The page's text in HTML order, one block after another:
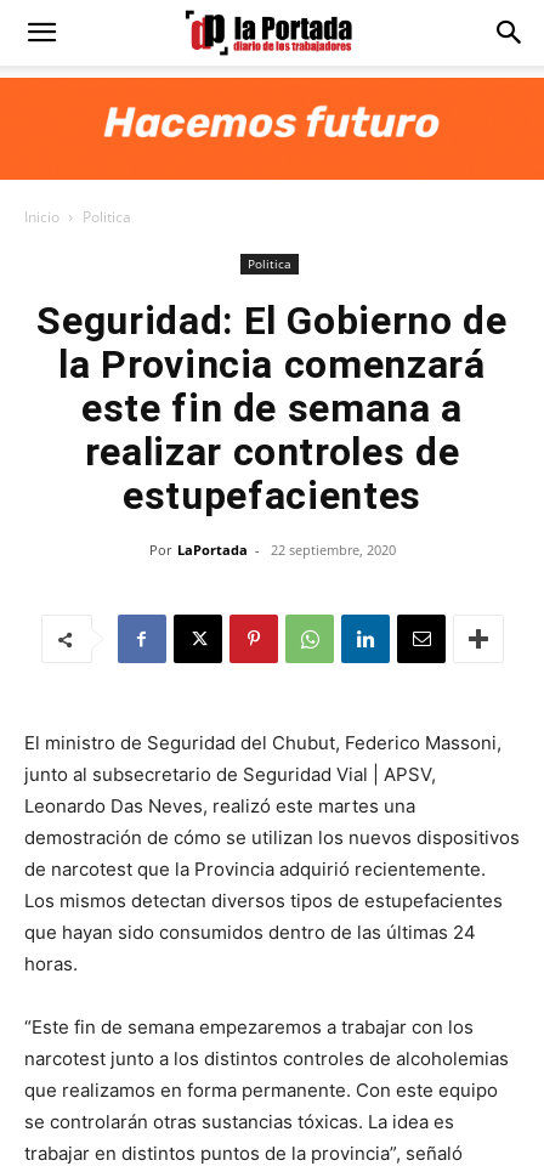
Diario
Inicio Politica
Politica
Seguridad: El Gobierno de
la Provincia comenzará
este fin de semana a
realizar controles de
estupefacientes
Por LaPortada - 22 septiembre, 2020
El ministro de Seguridad del Chubut, Federico Massoni,
junto al subsecretario de Seguridad Vial | APSV,
Leonardo Das Neves, realizó este martes una
demostración de cómo se utilizan los nuevos dispositivos
de narcotest que la Provincia adquirió recientemente.
Los mismos detectan diversos tipos de estupefacientes
que hayan sido consumidos dentro de las últimas 24
horas.
“Este fin de semana empezaremos a trabajar con los
narcotest junto a los distintos controles de alcoholemias
que realizamos en forma permanente. Con este equipo
se controlarán otras sustancias tóxicas. La idea es
trabajar en distintos puntos de la provincia”, señaló